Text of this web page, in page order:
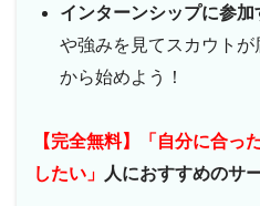
インターンシップに参加
や強みを見てスカウトが
から始めよう！
【完全無料】「自分に合っ
したい」 人におすすめのサ